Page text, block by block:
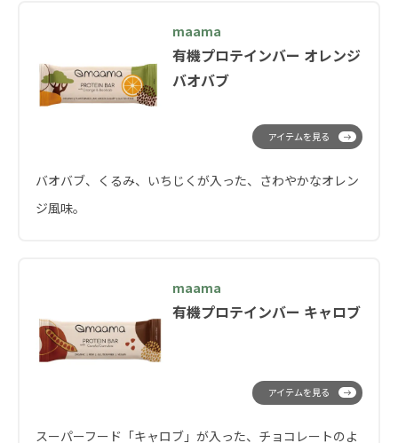
有機プロテインバー オレンジ
バオバブ
maama
バオバブ、くるみ、いちじくが入った、さわやかなオレン
ジ風味。
アイテムを見る
有機プロテインバー キャロブ
maama
スーパーフード「キャロブ」が入った、チョコレートのよ
アイテムを見る